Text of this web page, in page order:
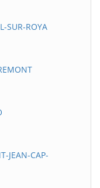
ROYA
JEAN-CAP-